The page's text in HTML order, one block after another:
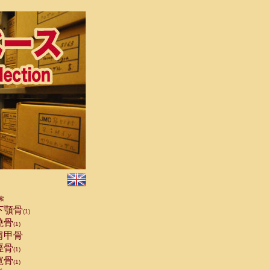
顎骨(1)
骨(1)
甲骨
骨(1)
骨(1)